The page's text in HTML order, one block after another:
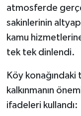
atmosferde
sakinlerinin
kamu
tek tek dinlendi.
Köy konağındaki
kalkınmanın
ifadeleri kullandı: